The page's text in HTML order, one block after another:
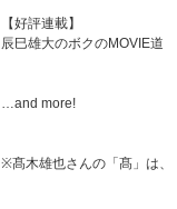
【好評連載】
辰巳雄大のボクのMOVIE道
…and more!
※髙木雄也さんの「髙」は、